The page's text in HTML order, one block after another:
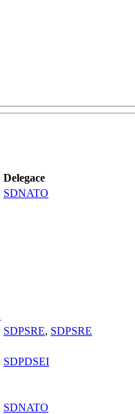
Delegace
SDNATO
SDPSRE, SDPSRE
SDPDSEI
SDNATO